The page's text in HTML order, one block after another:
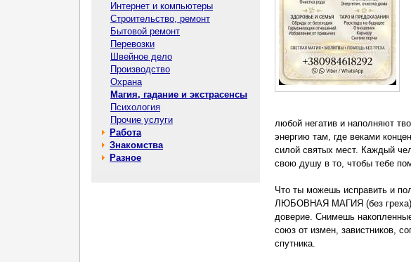
Интернет и компьютеры
Строительство, ремонт
Бытовой ремонт
Перевозки
Швейное дело
Производство
Охрана
Магия, гадание и экстрасенсы
Психология
Прочие услуги
Работа
Знакомства
Разное
любой негатив и наполняют
энергию там, где веками
силой святых мест. Каждый
свою душу в то, чтобы тебе
Что ты можешь исправить и
ЛЮБОВНАЯ МАГИЯ (без греха):
доверие. Снимешь
союз от измен, завистников,
спутника.